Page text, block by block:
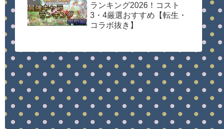
ランキング2026！コスト
3・4厳選おすすめ【転生・
コラボ抜き】